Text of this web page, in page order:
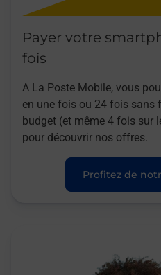
Payer votre
fois
A La Poste Mobile, vous
en une fois ou 24 fois sans
budget (et même 4 fois sur
pour découvrir nos offres.
Profitez de